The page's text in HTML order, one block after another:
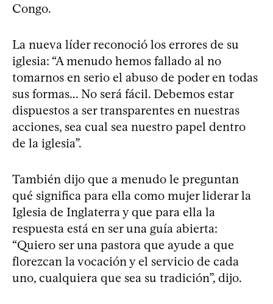
Congo.
La nueva líder reconoció los errores de su
iglesia: “A menudo hemos fallado al no
tomarnos en serio el abuso de poder en todas
sus formas... No será fácil. Debemos estar
dispuestos a ser transparentes en nuestras
acciones, sea cual sea nuestro papel dentro
de la iglesia”.
También dijo que a menudo le preguntan
qué significa para ella como mujer liderar la
Iglesia de Inglaterra y que para ella la
respuesta está en ser una guía abierta:
“Quiero ser una pastora que ayude a que
florezcan la vocación y el servicio de cada
uno, cualquiera que sea su tradición”, dijo.